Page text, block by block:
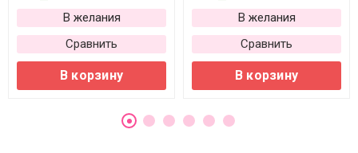
В желания
Сравнить
В корзину
В желания
Сравнить
В корзину